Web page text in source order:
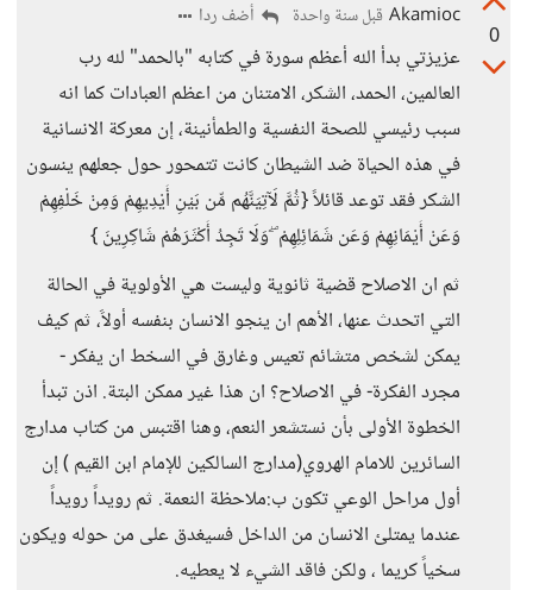
0
Akamioc قبل سنة واحدة أضف ردا
عزيزتي بدأ الله أعظم سورة في كتابه "بالحمد" لله رب
العالمين، الحمد، الشكر، الامتنان من اعظم العبادات كما انه
سبب رئيسي للصحة النفسية والطمأنينة، إن معركة الانسانية
في هذه الحياة ضد الشيطان كانت تتمحور حول جعلهم ينسون
الشكر فقد توعد قائلاً {ثُمَّ لَآتِيَنَّهُم مِّن بَيْنِ أَيْدِيهِمْ وَمِنْ خَلْفِهِمْ
وَعَنْ أَيْمَانِهِمْ وَعَن شَمَائِلِهِمْ ۖ وَلَا تَجِدُ أَكْثَرَهُمْ شَاكِرِينَ }
ثم ان الاصلاح قضية ثانوية وليست هي الأولوية في الحالة
التي اتحدث عنها، الأهم ان ينجو الانسان بنفسه أولاََ، ثم كيف
يمكن لشخص متشائم تعيس وغارق في السخط ان يفكر -
مجرد الفكرة- في الاصلاح؟ ان هذا غير ممكن البتة. اذن تبدأ
الخطوة الأولى بأن نستشعر النعم، وهنا اقتبس من كتاب مدارج
السائرين للامام الهروي(مدارج السالكين للإمام ابن القيم ) إن
أول مراحل الوعي تكون ب:ملاحظة النعمة. ثم رويداً رويداً
عندما يمتلئ الانسان من الداخل فسيغدق على من حوله ويكون
سخياً كريما ، ولكن فاقد الشيء لا يعطيه.